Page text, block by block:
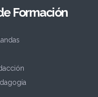
Formación